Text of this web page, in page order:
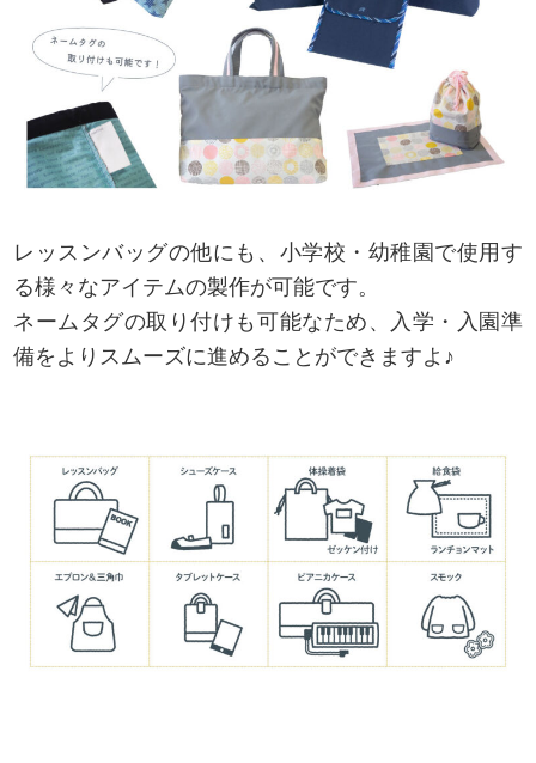
レッスンバッグの他にも、小学校・幼稚園で使用す
る様々なアイテムの製作が可能です。
ネームタグの取り付けも可能なため、入学・入園準
備をよりスムーズに進めることができますよ♪